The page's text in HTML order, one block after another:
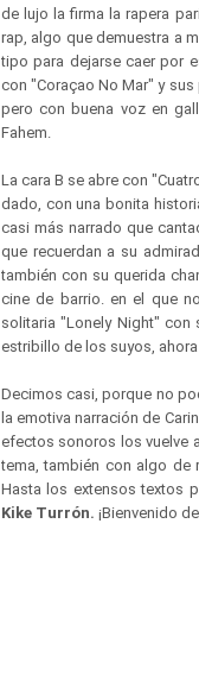
de lujo la firma la rapera
rap, algo que demuestra a
tipo para dejarse caer por
con "Coraçao No Mar" y
pero con buena voz en
Fahem.
La cara B se abre con
dado, con una bonita
casi más narrado que
que recuerdan a su
también con su querida
cine de barrio. en el que
solitaria "Lonely Night"
estribillo de los suyos,
Decimos casi, porque no
la emotiva narración de
efectos sonoros los vuelve
tema, también con algo de
Hasta los extensos textos
Kike Turrón. ¡Bienvenido